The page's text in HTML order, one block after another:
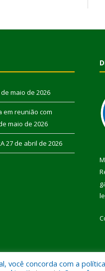
de maio de 2026
em reunião com
maio de 2026
27 de abril de 2026
você concorda com a